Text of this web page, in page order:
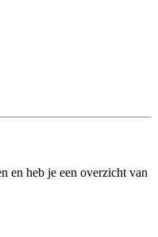
en heb je een overzicht van